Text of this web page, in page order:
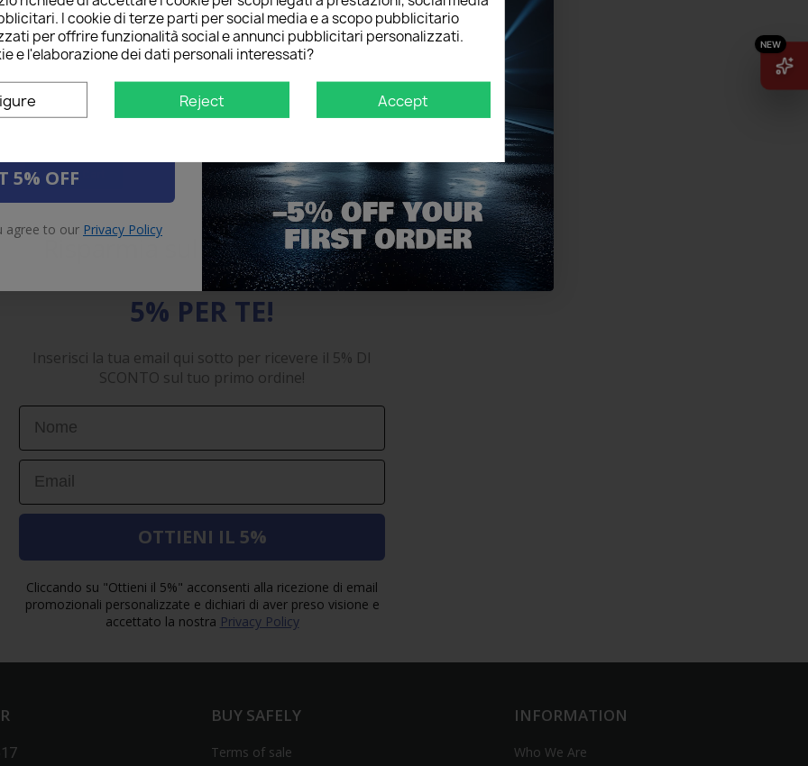
Avvio Dinamico Dinamica
Hood Beam Kit DRL Cofano
Auto 1,8 Metri
starstarstarstarstar 3 Review(s)
Add to Cart
Risparmia sul primo ordine
5% PER TE!
Inserisci la tua email qui sotto per ricevere il 5% DI
SCONTO sul tuo primo ordine!
First Name
Email
OTTIENI IL 5%
Cliccando su "Ottieni il 5%" acconsenti alla ricezione di email
promozionali personalizzate e dichiari di aver preso visione e
accettato la nostra Privacy Policy
BUY SAFELY
Terms of sale
INFORMATION
Who We Are
I cookie di terze parti per social media e a scopo pubblicitario
per offrire funzionalità social e annunci pubblicitari personalizzati.
e l'elaborazione dei dati personali interessati?
Reject Accept
your first order!
5% OFF
agree to our Privacy Policy